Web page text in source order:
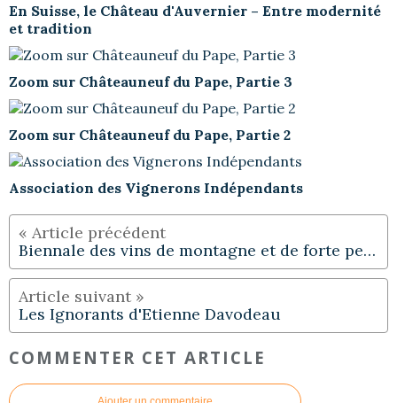
En Suisse, le Château d'Auvernier – Entre modernité
et tradition
Zoom sur Châteauneuf du Pape, Partie 3
Zoom sur Châteauneuf du Pape, Partie 2
Association des Vignerons Indépendants
Biennale des vins de montagne et de forte pente à Chambéry
Les Ignorants d'Etienne Davodeau
COMMENTER CET ARTICLE